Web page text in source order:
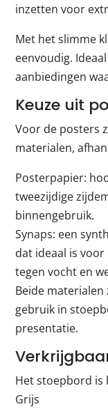
inzetten voor
Met het slimme
eenvoudig.
aanbiedingen
Keuze uit
Voor de posters
materialen,
Posterpapier:
tweezijdige
binnengebruik.
Synaps: een
dat ideaal is
tegen vocht en
Beide
gebruik in
presentatie.
Het stoepbord is
Grijs